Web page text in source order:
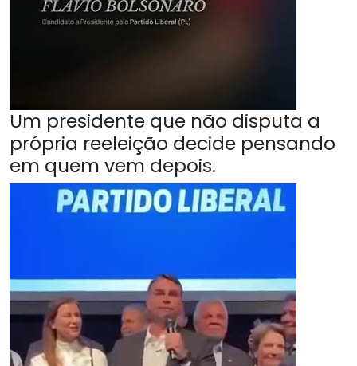
Um presidente que não disputa a
própria reeleição decide pensando
em quem vem depois.